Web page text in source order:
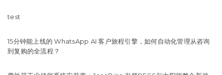
test
15分钟能上线的 WhatsApp AI 客户旅程引擎，如何自动化管理从咨询
到复购的全流程？